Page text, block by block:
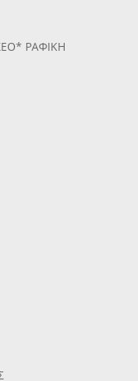
ΡΑΦΙΚΗ